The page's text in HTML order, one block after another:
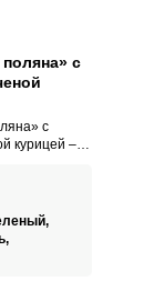
с
с
курицей –
этот
но и